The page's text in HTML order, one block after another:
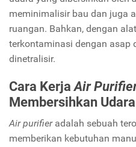
meminimalisir bau dan juga
ruangan. Bahkan, dengan
terkontaminasi dengan asap
dinetralisir.
Cara KerjaAir
Membersihkan
Air purifier adalah sebuah
memberikan kebutuhan